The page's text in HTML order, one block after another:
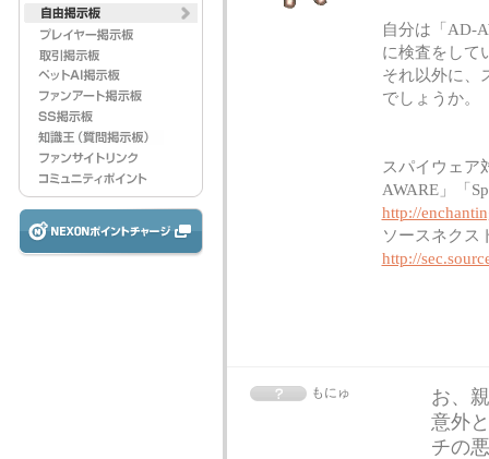
自分は「AD-
に検査をして
それ以外に、
でしょうか。
スパイウェ
AWARE」「
http://
ソースネクス
http://
もにゅ
お、
意外
チの